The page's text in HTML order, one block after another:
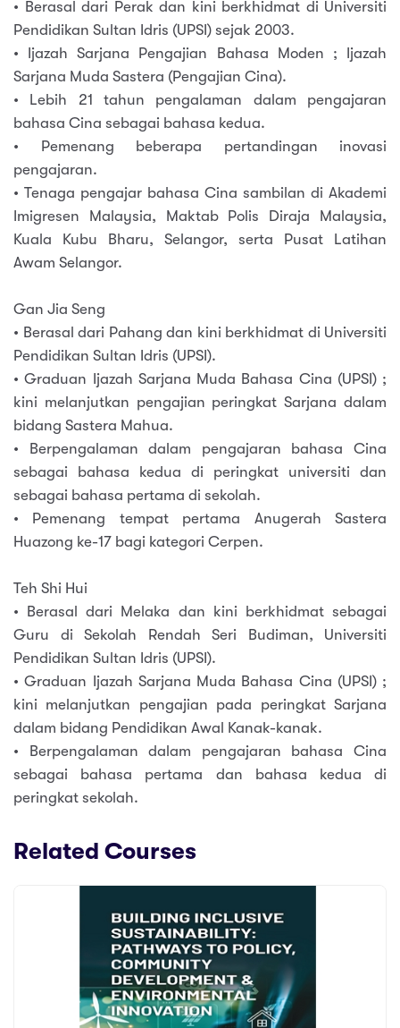
• Berasal dari Perak dan kini berkhidmat di Universiti
Pendidikan Sultan Idris (UPSI) sejak 2003.
• Ijazah Sarjana Pengajian Bahasa Moden ; Ijazah
Sarjana Muda Sastera (Pengajian Cina).
• Lebih 21 tahun pengalaman dalam pengajaran
bahasa Cina sebagai bahasa kedua.
• Pemenang beberapa pertandingan inovasi
pengajaran.
• Tenaga pengajar bahasa Cina sambilan di Akademi
Imigresen Malaysia, Maktab Polis Diraja Malaysia,
Kuala Kubu Bharu, Selangor, serta Pusat Latihan
Awam Selangor.
Gan Jia Seng
• Berasal dari Pahang dan kini berkhidmat di Universiti
Pendidikan Sultan Idris (UPSI).
• Graduan Ijazah Sarjana Muda Bahasa Cina (UPSI) ;
kini melanjutkan pengajian peringkat Sarjana dalam
bidang Sastera Mahua.
• Berpengalaman dalam pengajaran bahasa Cina
sebagai bahasa kedua di peringkat universiti dan
sebagai bahasa pertama di sekolah.
• Pemenang tempat pertama Anugerah Sastera
Huazong ke-17 bagi kategori Cerpen.
Teh Shi Hui
• Berasal dari Melaka dan kini berkhidmat sebagai
Guru di Sekolah Rendah Seri Budiman, Universiti
Pendidikan Sultan Idris (UPSI).
• Graduan Ijazah Sarjana Muda Bahasa Cina (UPSI) ;
kini melanjutkan pengajian pada peringkat Sarjana
dalam bidang Pendidikan Awal Kanak-kanak.
• Berpengalaman dalam pengajaran bahasa Cina
sebagai bahasa pertama dan bahasa kedua di
peringkat sekolah.
Related Courses